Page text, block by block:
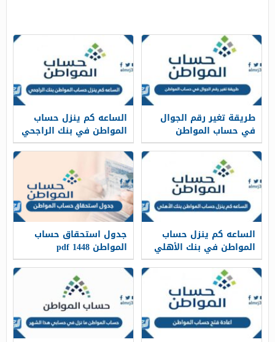
طريقة تغير رقم الجوال
في حساب المواطن
بالخطوات 1448
الساعه كم ينزل حساب
المواطن في بنك الراجحي
1448
الساعه كم ينزل حساب
المواطن في بنك الأهلي
1448
جدول استحقاق حساب
المواطن 1448 pdf